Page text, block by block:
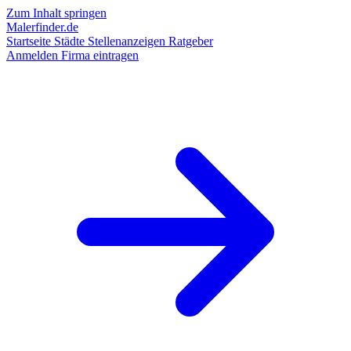
Zum Inhalt springen
Malerfinder.de
Startseite Städte Stellenanzeigen Ratgeber
Anmelden Firma eintragen